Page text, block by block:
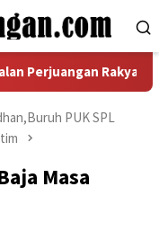
Rakyat
PUK SPL
Masa